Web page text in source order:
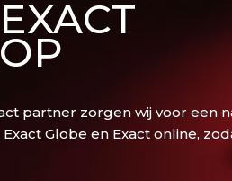
partner zorgen wij voor een
Globe en Exact online,